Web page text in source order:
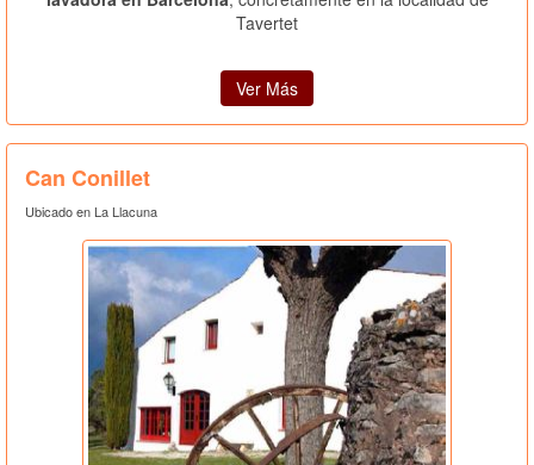
Tavertet
Ver Más
Can Conillet
Ubicado en La Llacuna